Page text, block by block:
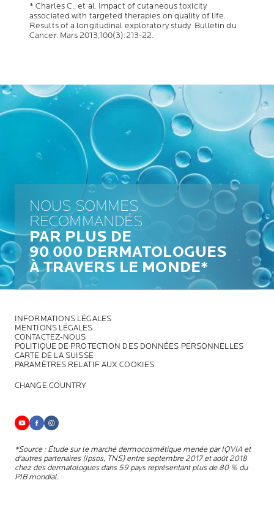
* Charles C., et al. Impact of cutaneous toxicity
associated with targeted therapies on quality of life.
Results of a longitudinal exploratory study. Bulletin du
Cancer. Mars 2013;100(3):213-22.
NOUS SOMMES
RECOMMANDÉS
PAR PLUS DE
90 000 DERMATOLOGUES
À TRAVERS LE MONDE*
INFORMATIONS LÉGALES
MENTIONS LÉGALES
CONTACTEZ-NOUS
POLITIQUE DE PROTECTION DES DONNÉES PERSONNELLES
CARTE DE LA SUISSE
PARAMÈTRES RELATIF AUX COOKIES
CHANGE COUNTRY
*Source : Étude sur le marché dermocosmétique menée par IQVIA et
d'autres partenaires (Ipsos, TNS) entre septembre 2017 et août 2018
chez des dermatologues dans 59 pays représentant plus de 80 % du
PIB mondial.